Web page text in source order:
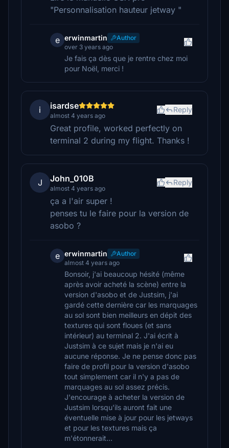
"Personnalisation hauteur jetway "
e erwinmartin
Author
over 3 years ago
Je fais ça dès que je rentre chez moi
pour Noël, merci !
i isardse
almost 4 years ago
Reply
Great profile, worked perfectly on
terminal 2 during my flight. Thanks !
J John_010B
almost 4 years ago
Reply
ça a l'air super !
penses tu le faire pour la version de
asobo ?
e erwinmartin
Author
almost 4 years ago
Bonsoir, j'ai beaucoup hésité (même
après avoir acheté la scène) entre la
version d'asobo et de Justsim, j'ai
gardé cette dernière car les marquages
au sol sont bien meilleurs en dépit des
textures qui sont floues (et sans
intérieur) au terminal 2. J'ai écrit à
Justsim à ce sujet mais je n'ai eu
aucune réponse. Je ne pense donc pas
faire de profil pour la version d'asobo
tout simplement car il n'y a pas de
marquages au sol assez précis.
J'encourage à acheter la version de
Justsim lorsqu'ils auront fait une
éventuelle mise à jour pour les jetways
et pour les textures mais ça
m'étonnerait...